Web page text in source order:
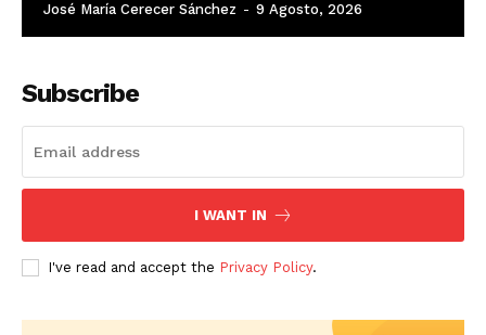
José María Cerecer Sánchez - 9 Agosto, 2026
Subscribe
I WANT IN
I've read and accept the Privacy Policy.